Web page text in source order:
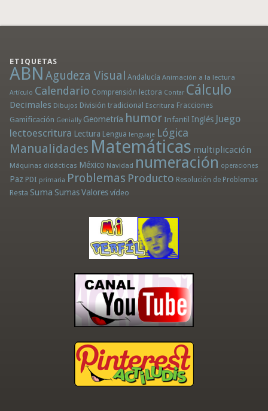
ETIQUETAS
ABN Agudeza Visual Andalucía Animación a la lectura
Artículo Calendario Comprensión lectora Contar Cálculo
Decimales Dibujos División tradicional Escritura Fracciones
Gamificación Genially Geometría humor Infantil Inglés Juego
lectoescritura Lectura Lengua lenguaje Lógica
Manualidades Matemáticas multiplicación
Máquinas didácticas México Navidad numeración operaciones
Paz PDI primaria Problemas Producto Resolución de Problemas
Resta Suma Sumas Valores vídeo